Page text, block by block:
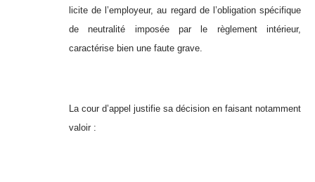
licite de l’employeur, au regard de l’obligation spécifique
de neutralité imposée par le règlement intérieur,
caractérise bien une faute grave.
La cour d’appel justifie sa décision en faisant notamment
valoir :